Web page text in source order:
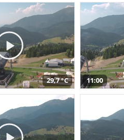
29,7 °C 11:00